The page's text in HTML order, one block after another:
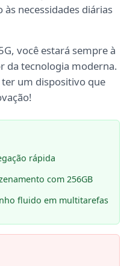
necessidades diárias
você estará sempre à
da tecnologia moderna.
um dispositivo que
rápida
com 256GB
fluido em multitarefas